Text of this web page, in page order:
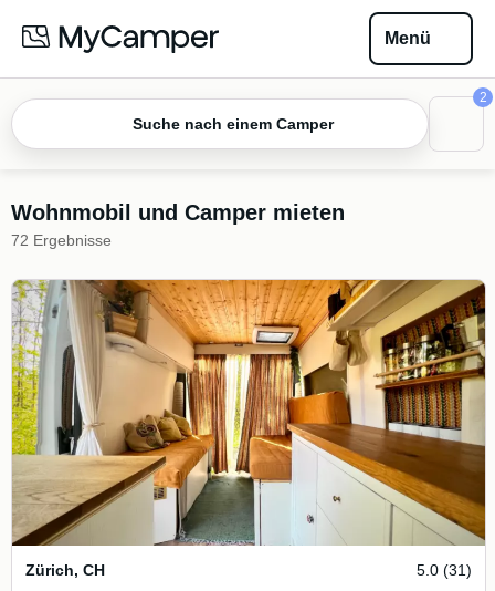
Menü
Suche nach einem Camper
2
Wohnmobil und Camper mieten
72 Ergebnisse
Zürich, CH 5.0 (31)